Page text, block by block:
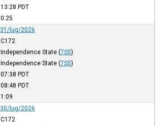
13:28 PDT
0:25
31/lug/2026
C172
Independence State (7S5)
Independence State (7S5)
07:38 PDT
08:48 PDT
1:09
30/lug/2026
C172